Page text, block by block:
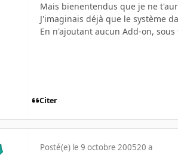
Mais bienentendus que je ne
J'imaginais déjà que le système
En n'ajoutant aucun Add-on,
Citer
Posté(e) le 9 octobre 200520 a